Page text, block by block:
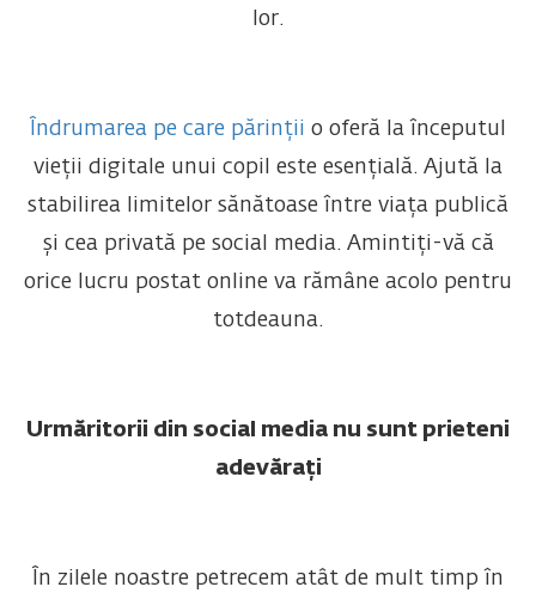
lor.
Îndrumarea pe care părinții o oferă la începutul
vieții digitale unui copil este esențială. Ajută la
stabilirea limitelor sănătoase între viața publică
și cea privată pe social media. Amintiți-vă că
orice lucru postat online va rămâne acolo pentru
totdeauna.
Urmăritorii din social media nu sunt prieteni
adevărați
În zilele noastre petrecem atât de mult timp în